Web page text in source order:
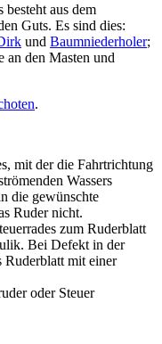
besteht aus dem
Guts. Es sind dies:
und Baumniederholer;
an den Masten und
.
mit der die Fahrtrichtung
Wassers
die gewünschte
Ruder nicht.
zum Ruderblatt
Bei Defekt in der
Ruderblatt mit einer
oder Steuer